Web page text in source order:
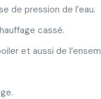
de pression de l’eau.
cassé.
et aussi de